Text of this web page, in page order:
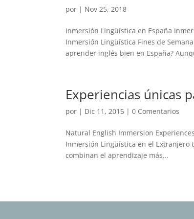
por | Nov 25, 2018
Inmersión Lingüística en España
Inmersión Lingüística Fines de
aprender inglés bien en España?
Experiencias únicas
por | Dic 11, 2015 |0 Comentarios
Natural English Immersion
Inmersión Lingüística en el Extranjero
combinan el aprendizaje más...